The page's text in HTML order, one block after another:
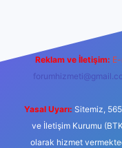
Reklam ve İletişim:
Yasal Uyarı: Sitemiz,
ve İletişim Kurumu
olarak hizmet